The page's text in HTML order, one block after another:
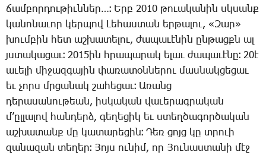
ճամ­բոր­դու­թիւն­ներ…։ Երբ 2010 թո­ւա­կա­նին սկսանք
կա­նո­նա­ւոր կեր­պով ­Լե­հաս­տան եր­թա­լու, «­Զար»
խում­բին հետ աշ­խա­տե­լու, ժա­պա­ւէ­նին ըն­թացքն ալ
յստա­կա­ցաւ։ 2015ին հրա­պա­րակ ե­լաւ ժա­պա­ւէ­նը։ 20է
ա­ւե­լի մի­ջազ­գա­յին փա­ռա­տօն­նե­րու մաս­նակ­ցե­ցաւ
եւ չորս մրցա­նակ շա­հե­ցաւ։ Ա­ռանց
դե­րա­սա­նու­թեան, իս­կա­կան վա­ւե­րագ­րա­կան
մ­’ըլ­լա­լով հան­դերձ, գե­ղե­ցիկ եւ ստեղ­ծա­գոր­ծա­կան
աշ­խա­տանք մը կա­տա­րե­ցին։ ­Դեռ ցոյց կը տրո­ւի
զա­նա­զան տե­ղեր։ ­Յոյս ու­նիմ, որ ­Յու­նաս­տա­նի մէջ